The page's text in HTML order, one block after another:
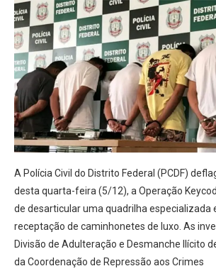
A Polícia Civil do Distrito Federal (PCDF)
desta quarta-feira (5/12), a Operação
de desarticular uma quadrilha especializada
receptação de caminhonetes de luxo. As
Divisão de Adulteração e Desmanche Ilícito
da Coordenação de Repressão aos Crimes